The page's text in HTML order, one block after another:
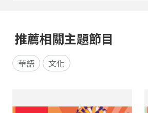
推薦相關主題節目
華語 文化